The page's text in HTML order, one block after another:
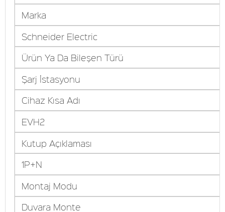
Marka
Schneider Electric
Ürün Ya Da Bileşen Türü
Şarj İstasyonu
Cihaz Kısa Adı
EVH2
Kutup Açıklaması
1P+N
Montaj Modu
Duvara Monte